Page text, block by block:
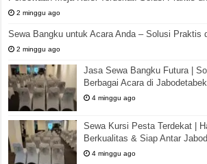
2 minggu ago
Sewa Bangku untuk Acara Anda – Solusi Praktis
2 minggu ago
Jasa Sewa Bangku Futura |
Berbagai Acara di Jabodetabek
4 minggu ago
Sewa Kursi Pesta Terdekat |
Berkualitas & Siap Antar
4 minggu ago